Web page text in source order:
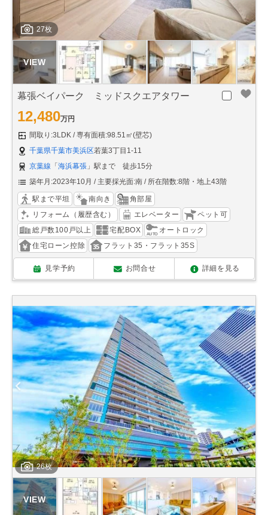
27枚
幕張ベイパーク ミッドスクエアタワー
12,480万円
間取り:3LDK
専有面積:98.51㎡(壁芯)
千葉県千葉市美浜区若葉3丁目1-11
京葉線 「 海浜幕張 」駅まで 徒歩15分
築年月:2023年10月
主要採光面:南 所在階数:8階・地上43階
駅まで平坦 南向き
角部屋
リフォーム（履歴含む）
エレベーター
ペット可
総戸数100戸以上
宅配BOX
オートロック
住宅ローン控除
フラット35・フラット35S
見学予約 お問合せ 詳細を見る
26枚